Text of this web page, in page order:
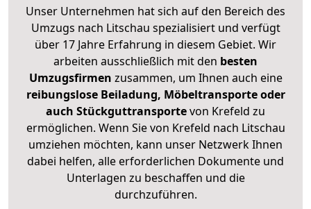
Unser Unternehmen hat sich auf den Bereich des
Umzugs nach Litschau spezialisiert und verfügt
über 17 Jahre Erfahrung in diesem Gebiet. Wir
arbeiten ausschließlich mit den besten
Umzugsfirmen zusammen, um Ihnen auch eine
reibungslose Beiladung, Möbeltransporte oder
auch Stückguttransportevon Krefeld zu
ermöglichen. Wenn Sie von Krefeld nach Litschau
umziehen möchten, kann unser Netzwerk Ihnen
dabei helfen, alle erforderlichen Dokumente und
Unterlagen zu beschaffen und die
durchzuführen.